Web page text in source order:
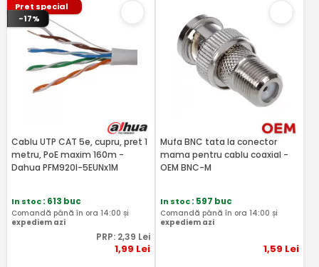
Pret special
-17%
Cablu UTP CAT 5e, cupru, pret 1
metru, PoE maxim 160m -
Dahua PFM920I-5EUNx1M
In stoc: 613 buc
Comandă până în ora 14:00 și
expediem azi
PRP: 2,39 Lei
1,99 Lei
Mufa BNC tata la conector
mama pentru cablu coaxial -
OEM BNC-M
In stoc: 597 buc
Comandă până în ora 14:00 și
expediem azi
1,59 Lei